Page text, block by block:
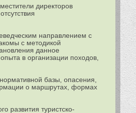
директоров
направлением с
с методикой
данное
в организации походов,
базы, опасения,
о маршрутах, формах
развития туристско-